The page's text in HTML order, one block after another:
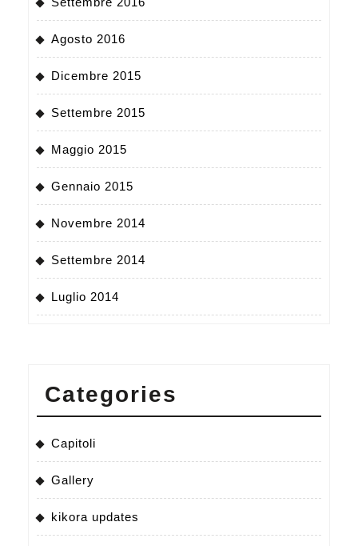
Agosto 2016
Dicembre 2015
Settembre 2015
Maggio 2015
Gennaio 2015
Novembre 2014
Settembre 2014
Luglio 2014
Categories
Capitoli
Gallery
kikora updates